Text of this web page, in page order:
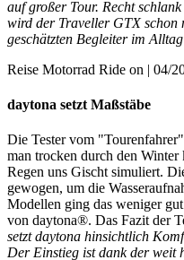
auf großer Tour. Recht
wird der Traveller GTX schon
geschätzten Begleiter im
Reise Motorrad Ride on | 04/
daytona setzt Maßstäbe
Die Tester vom
man trocken durch den
Regen uns Gischt simuliert.
gewogen, um die
Modellen ging das weniger
von daytona®. Das Fazit der
setzt daytona hinsichtlich
Der Einstieg ist dank der weit